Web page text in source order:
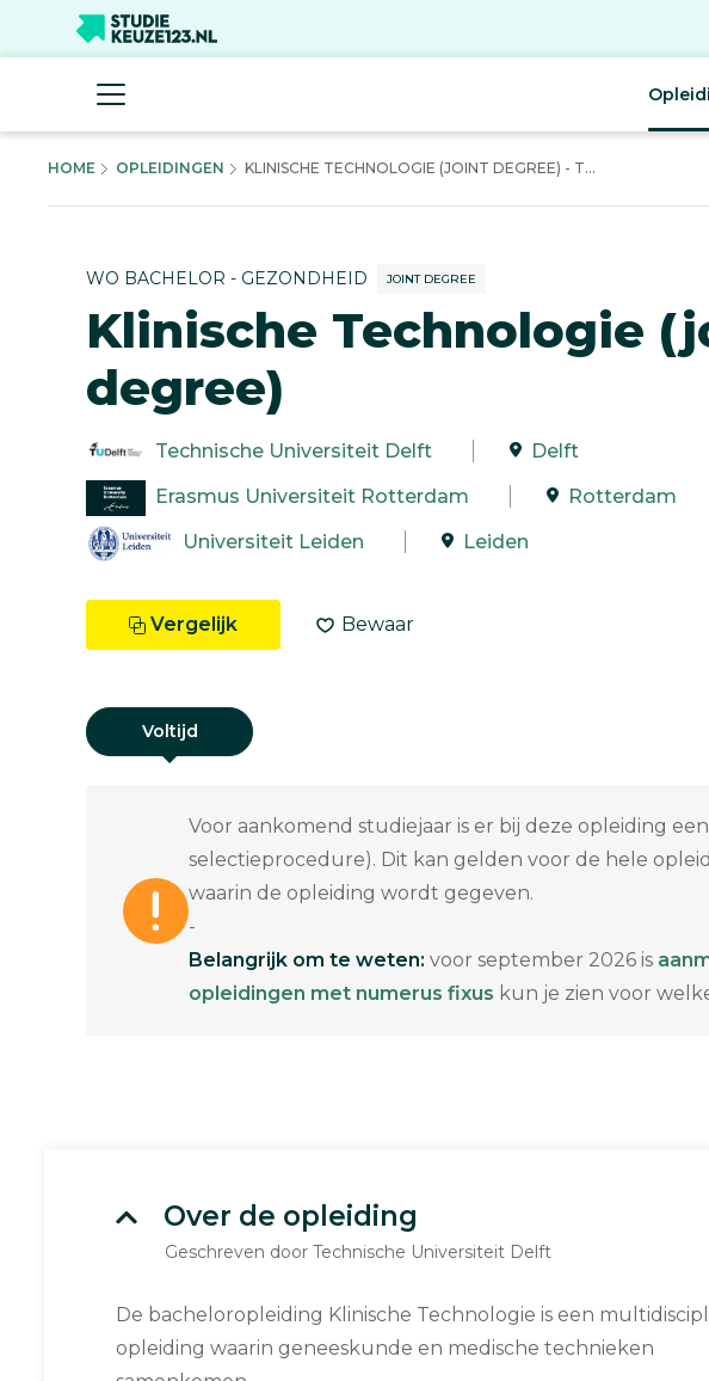
HOME OPLEIDINGEN KLINISCHE TECHNOLOGIE (JOINT DEGREE) - T...
WO BACHELOR - GEZONDHEID JOINT DEGREE
Klinische Technologie
degree)
Technische Universiteit Delft
Delft
Erasmus Universiteit Rotterdam
Rotterdam
Universiteit Leiden
Leiden
Vergelijk Bewaar
Voltijd
Voor aankomend studiejaar is er bij deze opleiding een
selectieprocedure). Dit kan gelden voor de hele
waarin de opleiding wordt gegeven.
-
Belangrijk om te weten: voor september 2026 is
opleidingen met numerus fixus kun je zien voor
Over de opleiding
Geschreven door Technische Universiteit Delft
De bacheloropleiding Klinische Technologie is een
opleiding waarin geneeskunde en medische technieken